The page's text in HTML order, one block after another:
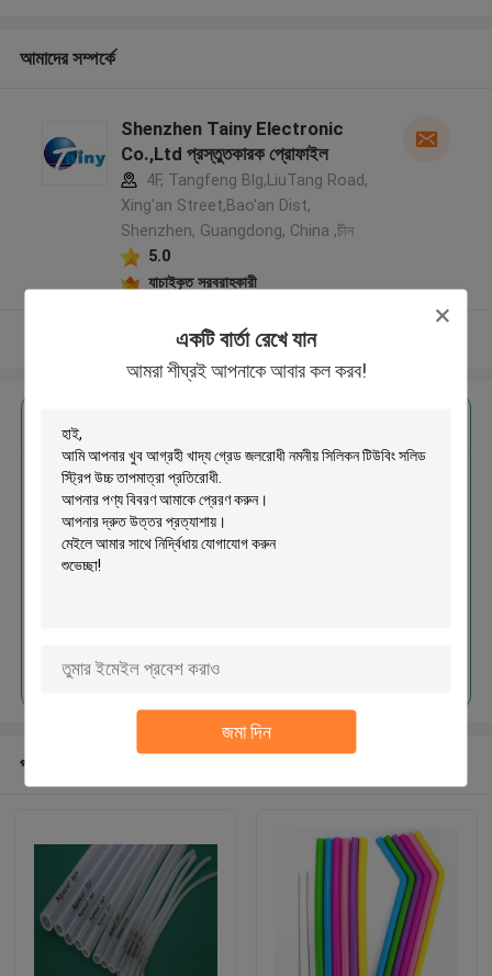
একটি বার্তা রেখে যান
আমরা শীঘ্রই আপনাকে আবার কল করব!
জমা দিন
আমাদের সম্পর্কে
Shenzhen Tainy Electronic
Co.,Ltd প্রস্তুতকারক প্রোফাইল
4F, Tangfeng Blg,LiuTang Road,
Xing'an Street,Bao'an Dist,
Shenzhen, Guangdong, China ,চীন
5.0
যাচাইকৃত সরবরাহকারী
আরো দেখুন
খাদ্য গ্রেড জলরোধী নমনীয় সিলিকন টিউবিং
সলিড স্ট্রিপ উচ্চ তাপমাত্রা প্রতিরোধী
প্রস্তাবিত পণ্য